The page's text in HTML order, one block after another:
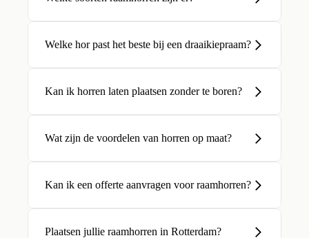
Welke hor past het beste bij een draaikiepraam?
Kan ik horren laten plaatsen zonder te boren?
Wat zijn de voordelen van horren op maat?
Kan ik een offerte aanvragen voor raamhorren?
Plaatsen jullie raamhorren in Rotterdam?